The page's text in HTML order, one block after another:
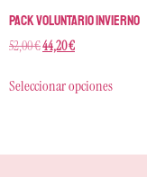
Pack Voluntario Invierno
52,00€44,20€
Seleccionar opciones